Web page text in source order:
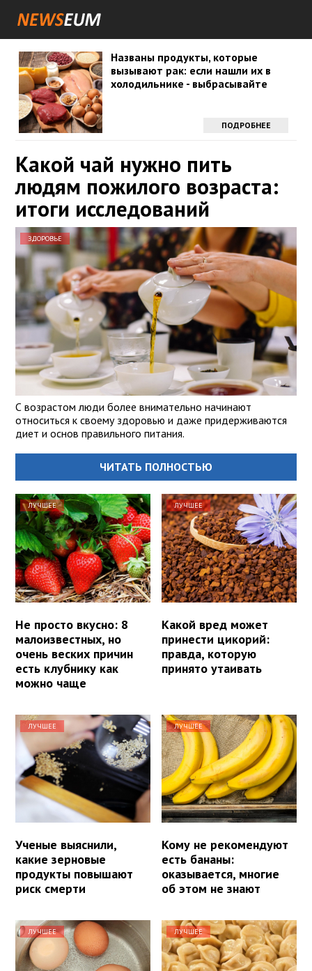
Названы продукты, которые
вызывают рак: если нашли их в
холодильнике - выбрасывайте
ПОДРОБНЕЕ
Какой чай нужно пить
людям пожилого возраста:
итоги исследований
ЗДОРОВЬЕ
С возрастом люди более внимательно начинают
относиться к своему здоровью и даже придерживаются
диет и основ правильного питания.
ЧИТАТЬ ПОЛНОСТЬЮ
ЛУЧШЕЕ
Не просто вкусно: 8
малоизвестных, но
очень веских причин
есть клубнику как
можно чаще
ЛУЧШЕЕ
Какой вред может
принести цикорий:
правда, которую
принято утаивать
ЛУЧШЕЕ
Ученые выяснили,
какие зерновые
продукты повышают
риск смерти
ЛУЧШЕЕ
Кому не рекомендуют
есть бананы:
оказывается, многие
об этом не знают
ЛУЧШЕЕ ЛУЧШЕЕ